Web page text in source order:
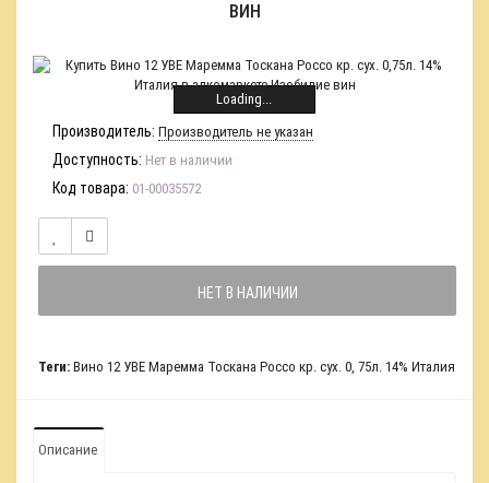
ВИН
Loading...
Производитель: Производитель не указан
Доступность: Нет в наличии
Код товара: 01-00035572
НЕТ В НАЛИЧИИ
Теги: Вино 12 УВЕ Маремма Тоскана Россо кр. сух. 0, 75л. 14% Италия
Описание